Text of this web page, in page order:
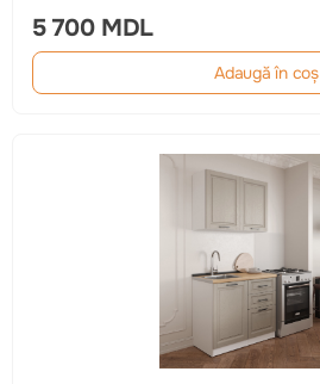
5 700 MDL
Adaugă în coș